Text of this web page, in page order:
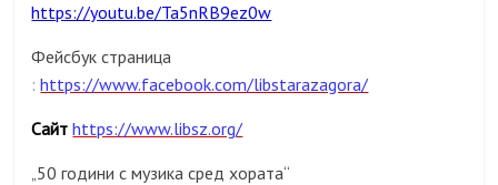
https://youtu.be/Ta5nRB9ez0w
Фейсбук страница
:https://www.facebook.com/libstarazagora/
Сайтhttps://www.libsz.org/
„50 години с музика сред хората“